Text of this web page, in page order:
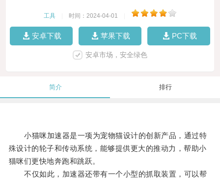
工具 时间：2024-04-01
安卓下载 苹果下载 PC下载
安卓市场，安全绿色
简介 排行
小猫咪加速器是一项为宠物猫设计的创新产品，通过特
殊设计的轮子和传动系统，能够提供更大的推动力，帮助小
猫咪们更快地奔跑和跳跃。
不仅如此，加速器还带有一个小型的抓取装置，可以帮